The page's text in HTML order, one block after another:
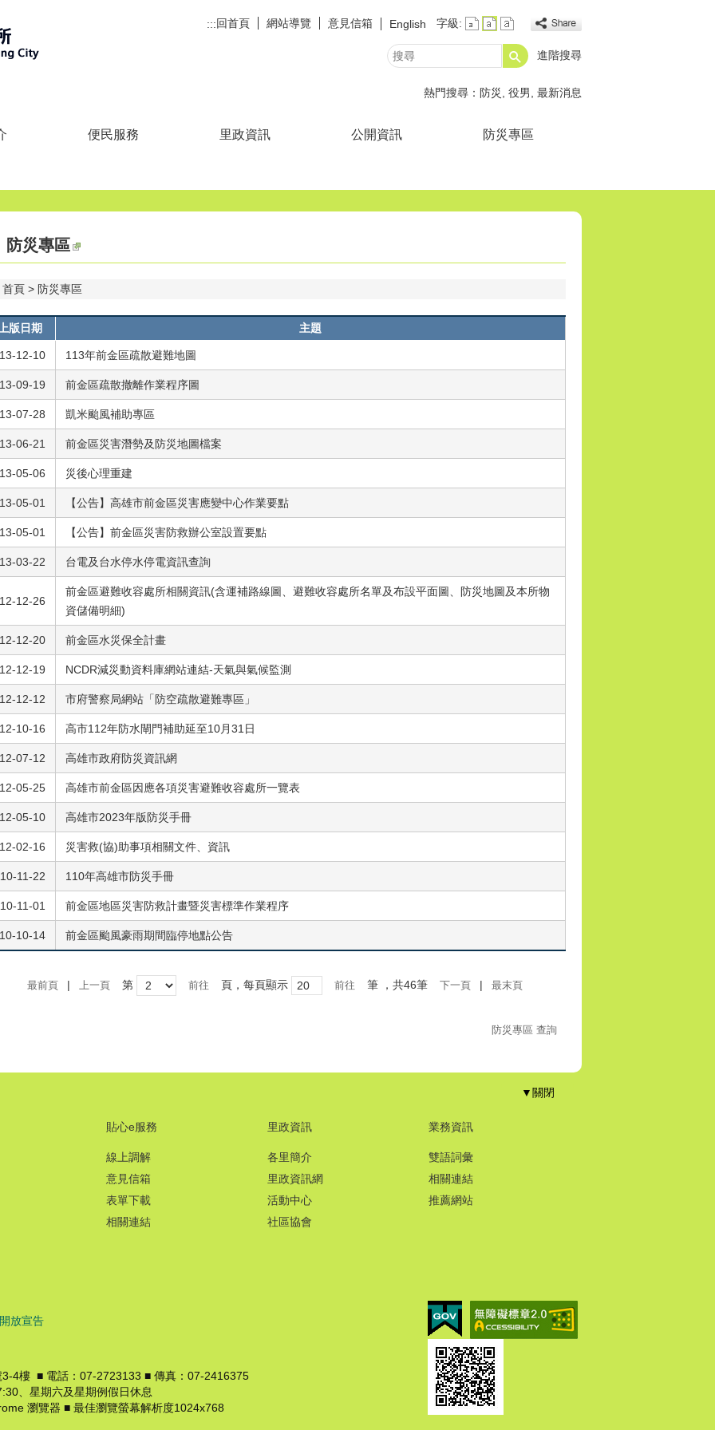
:::回首頁 網站導覽 意見信箱 English 字級:
搜
進階搜尋
熱門搜尋： 防災 役男 最新消息
便民服務 里政資訊 公開資訊 防災專區
防災專區
首頁 防災專區
上版日期 主題
12-10 113年前金區疏散避難地圖
09-19 前金區疏散撤離作業程序圖
07-28 凱米颱風補助專區
06-21 前金區災害潛勢及防災地圖檔案
05-06 災後心理重建
05-01 【公告】高雄市前金區災害應變中心作業要點
05-01 【公告】前金區災害防救辦公室設置要點
03-22 台電及台水停水停電資訊查詢
12-26
前金區避難收容處所相關資訊(含運補路線圖、避難收容處所名單及布設平面圖、防災地圖及本所物
資儲備明細)
12-20 前金區水災保全計畫
12-19 NCDR減災動資料庫網站連結-天氣與氣候監測
12-12 市府警察局網站「防空疏散避難專區」
10-16 高市112年防水閘門補助延至10月31日
07-12 高雄市政府防災資訊網
05-25 高雄市前金區因應各項災害避難收容處所一覽表
05-10 高雄市2023年版防災手冊
02-16 災害救(協)助事項相關文件、資訊
11-22 110年高雄市防災手冊
11-01 前金區地區災害防救計畫暨災害標準作業程序
10-14 前金區颱風豪雨期間臨停地點公告
最前頁 | 上一頁 第 頁，每頁顯示 筆 ，共46筆 下一頁 | 最末頁
防災專區 查詢
▼關閉
貼心e服務
線上調解
意見信箱
表單下載
相關連結
里政資訊
各里簡介
里政資訊網
活動中心
社區協會
業務資訊
雙語詞彙
相關連結
推薦網站
放宣告
4樓 ■ 電話：07-2723133 ■ 傳真：07-2416375
、星期六及星期例假日休息
瀏覽器 ■ 最佳瀏覽螢幕解析度1024x768